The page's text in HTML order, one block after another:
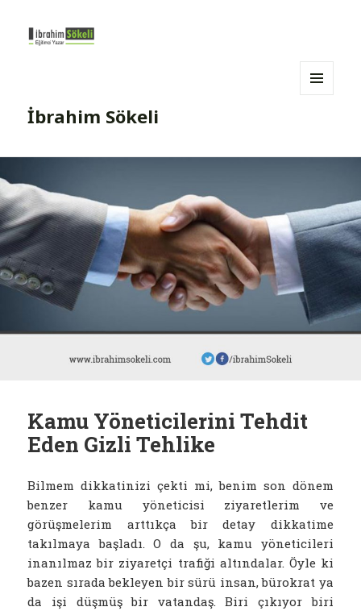
İbrahim Sökeli
Kamu Yöneticilerini Tehdit
Eden Gizli Tehlike
Bilmem dikkatinizi çekti mi, benim son dönem
benzer kamu yöneticisi ziyaretlerim ve
görüşmelerim arttıkça bir detay dikkatime
takılmaya başladı. O da şu, kamu yöneticileri
inanılmaz bir ziyaretçi trafiği altındalar. Öyle ki
bazen sırada bekleyen bir sürü insan, bürokrat ya
da işi düşmüş bir vatandaş. Biri çıkıyor biri